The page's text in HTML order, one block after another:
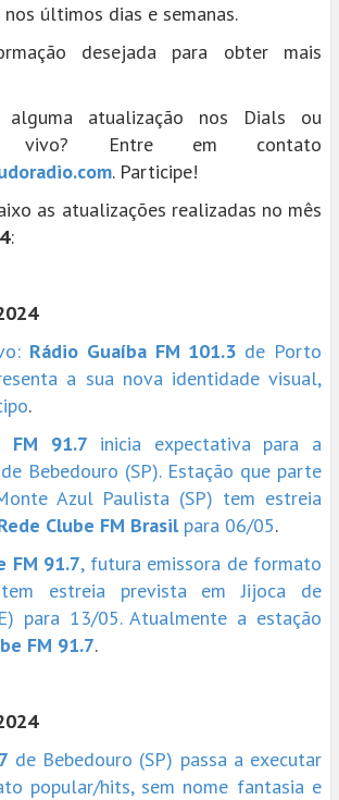
últimos dias e semanas.
desejada para obter mais
alguma atualização nos Dials ou
vivo? Entre em contato
. Participe!
as atualizações realizadas no mês
:
Rádio Guaíba FM 101.3 de Porto
a sua nova identidade visual,
.
FM 91.7 inicia expectativa para a
Bebedouro (SP). Estação que parte
Azul Paulista (SP) tem estreia
Clube FM Brasilpara 06/05.
FM 91.7, futura emissora de formato
estreia prevista em Jijoca de
para 13/05. Atualmente a estação
FM 91.7.
de Bebedouro (SP) passa a executar
popular/hits, sem nome fantasia e